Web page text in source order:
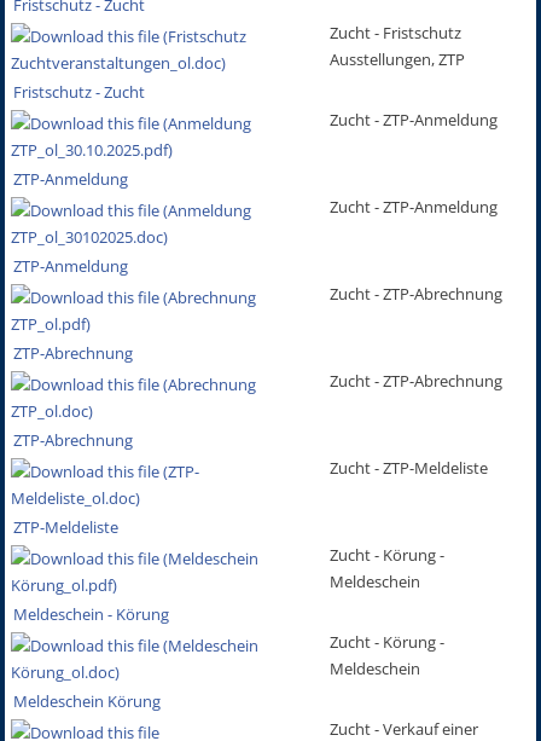
Fristschutz - Zucht
Fristschutz - Zucht
Zucht - Fristschutz
Ausstellungen, ZTP
ZTP-Anmeldung
Zucht - ZTP-Anmeldung
ZTP-Anmeldung
Zucht - ZTP-Anmeldung
ZTP-Abrechnung
Zucht - ZTP-Abrechnung
ZTP-Abrechnung
Zucht - ZTP-Abrechnung
ZTP-Meldeliste
Zucht - ZTP-Meldeliste
Meldeschein - Körung
Zucht - Körung -
Meldeschein
Meldeschein Körung
Zucht - Körung -
Meldeschein
Zucht - Verkauf einer